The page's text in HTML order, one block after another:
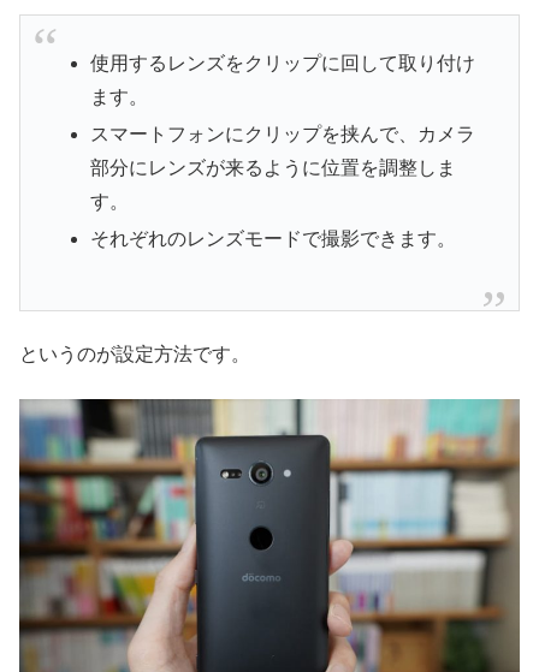
使用するレンズをクリップに回して取り付け
ます。
スマートフォンにクリップを挟んで、カメラ
部分にレンズが来るように位置を調整しま
す。
それぞれのレンズモードで撮影できます。
というのが設定方法です。